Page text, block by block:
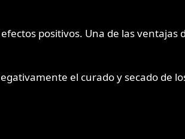
positivos. Una de las
el curado y secado de